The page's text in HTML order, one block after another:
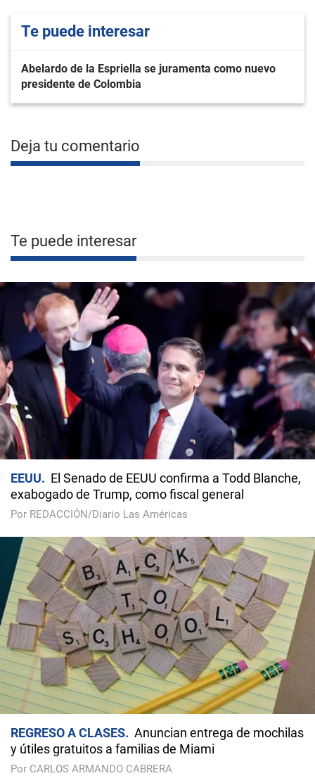
Te puede interesar
Abelardo de la Espriella se juramenta como nuevo
presidente de Colombia
Deja tu comentario
Te puede interesar
EEUU
El Senado de EEUU confirma a Todd Blanche,
exabogado de Trump, como fiscal general
Por REDACCIÓN/Diario Las Américas
REGRESO A CLASES
Anuncian entrega de mochilas
y útiles gratuitos a familias de Miami
Por CARLOS ARMANDO CABRERA